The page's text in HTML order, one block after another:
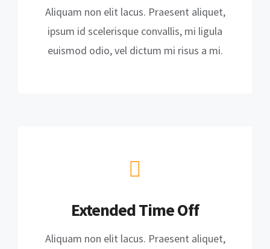
Aliquam non elit lacus. Praesent aliquet,
ipsum id scelerisque convallis, mi ligula
euismod odio, vel dictum mi risus a mi.
Extended Time Off
Aliquam non elit lacus. Praesent aliquet,